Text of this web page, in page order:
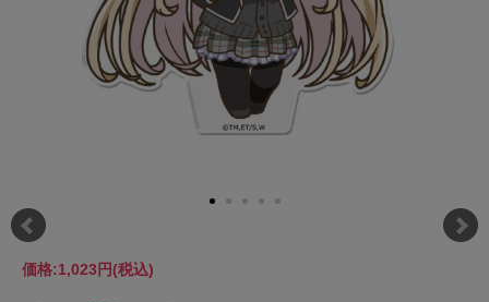
価格:1,023円(税込)